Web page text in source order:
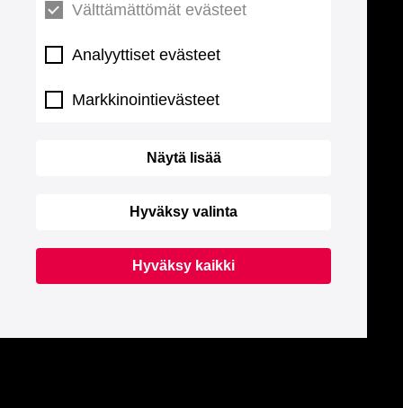
Välttämättömät evästeet
Analyyttiset evästeet
Markkinointievästeet
Näytä lisää
Hyväksy valinta
Hyväksy kaikki